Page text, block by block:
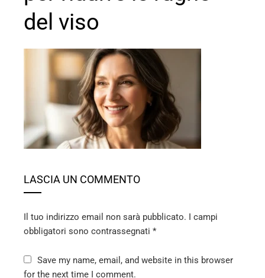
del viso
LASCIA UN COMMENTO
Il tuo indirizzo email non sarà pubblicato. I campi
obbligatori sono contrassegnati *
Save my name, email, and website in this browser
for the next time I comment.